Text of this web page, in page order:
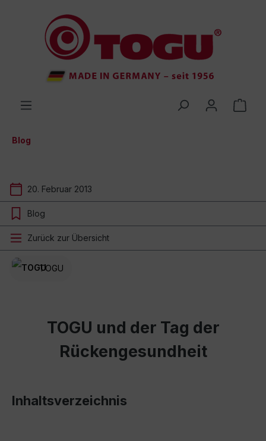
springen
Blog
20. Februar 2013
Blog
Zurück zur Übersicht
TOGU
TOGU und der Tag der
Rückengesundheit
Inhaltsverzeichnis